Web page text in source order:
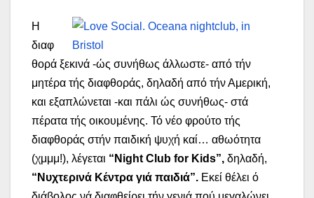
Η
διαφ
θορά ξεκινά -ώς συνήθως άλλωστε- από τήν
μητέρα τής διαφθοράς, δηλαδή από τήν Αμερική,
και εξαπλώνεται -και πάλι ώς συνήθως- στά
πέρατα τής οικουμένης. Τό νέο φρούτο τής
διαφθοράς στήν παιδική ψυχή καί… αθωότητα
(χμμμ!), λέγεται “Night Club for Kids”, δηλαδή,
“Νυχτερινά Κέντρα γιά παιδιά”. Εκεί θέλει ό